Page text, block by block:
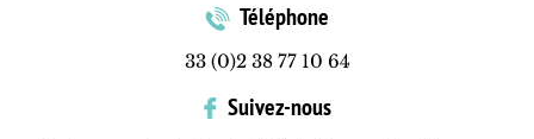
Téléphone
33 (0)2 38 77 10 64
Suivez-nous